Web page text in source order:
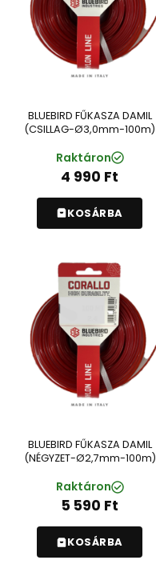
BLUEBIRD FŰKASZA DAMIL
(CSILLAG-Ø3,0mm-100m)
Raktáron
4 990 Ft
KOSÁRBA
BLUEBIRD FŰKASZA DAMIL
(NÉGYZET-Ø2,7mm-100m)
Raktáron
5 590 Ft
KOSÁRBA